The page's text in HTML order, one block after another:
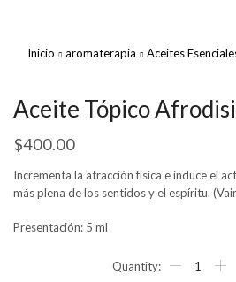
Inicio aromaterapia Aceites
Aceite Tópico
$400.00
Incrementa la atracción física e induce el
más plena de los sentidos y el espíritu.
Presentación: 5 ml
Tópico